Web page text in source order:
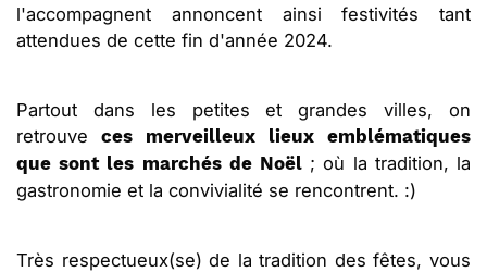
l'accompagnent annoncent ainsi festivités tant
attendues de cette fin d'année 2024.
Partout dans les petites et grandes villes, on
retrouve ces merveilleux lieux emblématiques
que sont les marchés de Noël ; où la tradition, la
gastronomie et la convivialité se rencontrent. :)
Très respectueux(se) de la tradition des fêtes, vous